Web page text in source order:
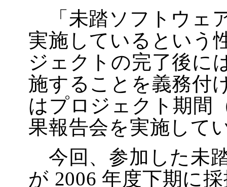
「未踏ソフトウェ
実施しているという
ジェクトの完了後に
施することを義務付
はプロジェクト期間
果報告会を実施して
今回、参加した未
が 2006 年度下期に